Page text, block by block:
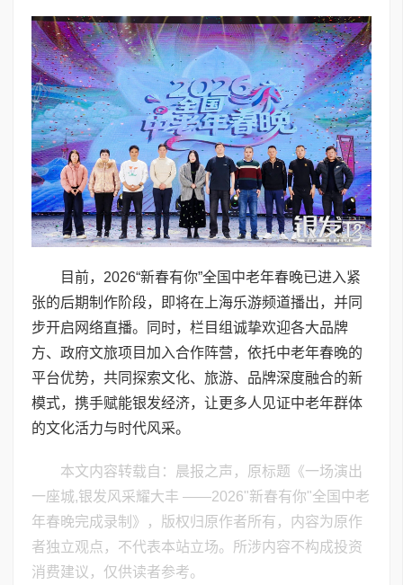
目前，2026“新春有你”全国中老年春晚已进入紧
张的后期制作阶段，即将在上海乐游频道播出，并同
步开启网络直播。同时，栏目组诚挚欢迎各大品牌
方、政府文旅项目加入合作阵营，依托中老年春晚的
平台优势，共同探索文化、旅游、品牌深度融合的新
模式，携手赋能银发经济，让更多人见证中老年群体
的文化活力与时代风采。
本文内容转载自：晨报之声，原标题《一场演出
一座城,银发风采耀大丰 ——2026"新春有你"全国中老
年春晚完成录制》，版权归原作者所有，内容为原作
者独立观点，不代表本站立场。所涉内容不构成投资
消费建议，仅供读者参考。